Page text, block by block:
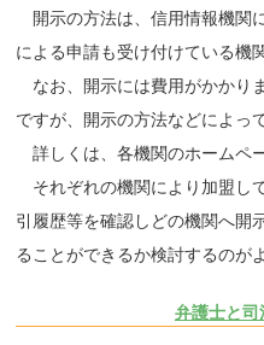
開示の方法は、信用情報機関
による申請も受け付けている機
なお、開示には費用がかかり
ですが、開示の方法などによっ
詳しくは、各機関のホームペ
それぞれの機関により加盟し
引履歴等を確認しどの機関へ開
ることができるか検討するのが
弁護士と司